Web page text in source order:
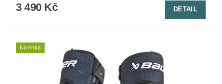
3 490 Kč DETAIL
Novinka